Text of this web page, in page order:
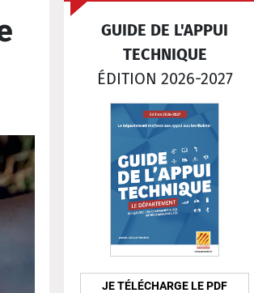
GUIDE DE L'APPUI
TECHNIQUE
ÉDITION 2026-2027
JE TÉLÉCHARGE LE PDF